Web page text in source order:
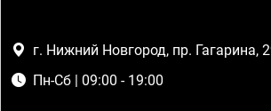
г. Нижний Новгород, пр. Гагарина,
Пн-Сб | 09:00 - 19:00